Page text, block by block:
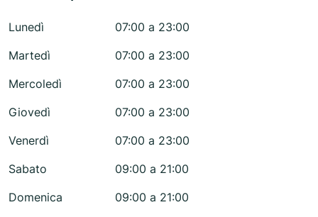
Lunedì
07:00 a 23:00
Martedì
07:00 a 23:00
Mercoledì
07:00 a 23:00
Giovedì
07:00 a 23:00
Venerdì
07:00 a 23:00
Sabato
09:00 a 21:00
Domenica
09:00 a 21:00